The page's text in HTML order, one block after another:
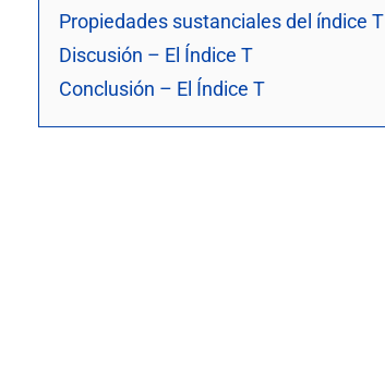
Propiedades sustanciales del índice T
Discusión – El Índice T
Conclusión – El Índice T